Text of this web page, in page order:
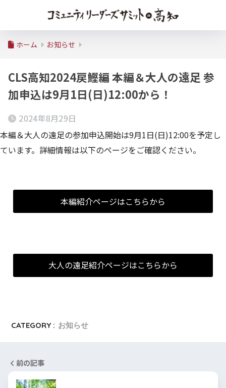
ホーム お知らせ
CLS高知2024戻鰹編 本編＆大人の遠足 参
加申込は9月1日(日)12:00から！
2024年8月29日
本編＆大人の遠足の参加申込開始は9月1日(日)12:00を予定し
ています。詳細情報は以下のページをご確認ください。
本編紹介ページはこちらから
大人の遠足紹介ページはこちらから
CATEGORY : お知らせ
前の記事